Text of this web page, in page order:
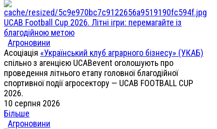
UCAB Football Cup 2026. Літні ігри: перемагайте із
благодійною метою
Агроновини
Асоціація «Український клуб аграрного бізнесу» (УКАБ)
спільно з агенцією UCABevent оголошують про
проведення літнього етапу головної благодійної
спортивної події агросектору — UCAB FOOTBALL CUP
2026.
10 серпня 2026
Більше
Агроновини